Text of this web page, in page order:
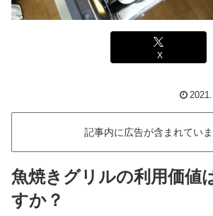
X
記事内に広告が含まれていま
魚焼きグリルの利用価値
すか？